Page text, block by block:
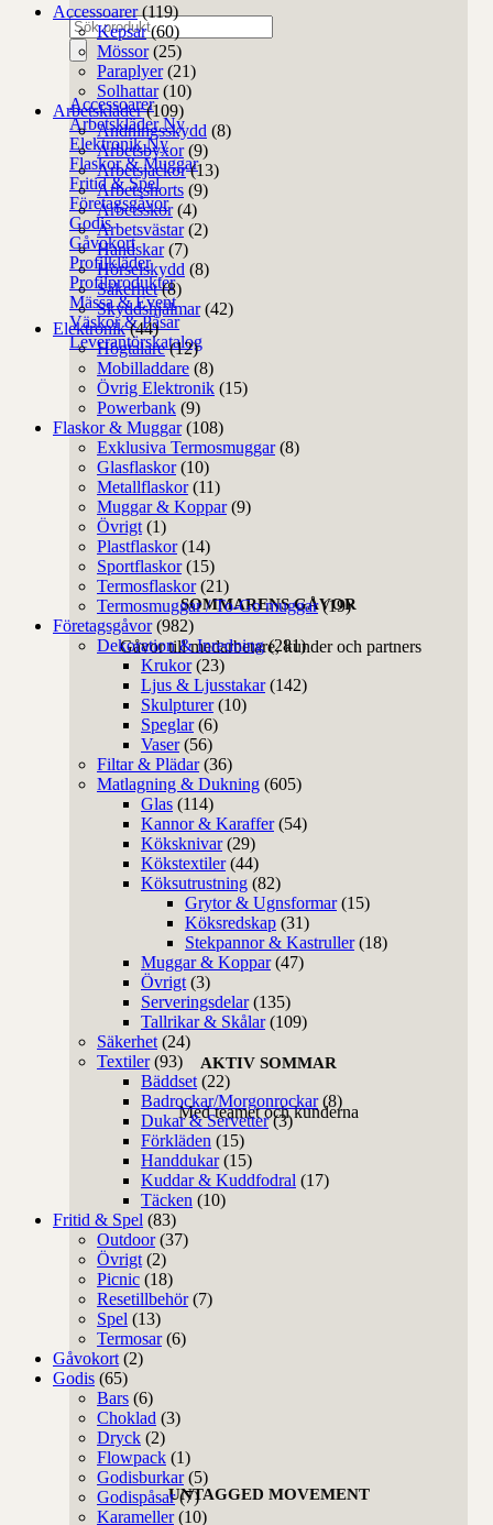
Produktsökning
Accessoarer
Arbetskläder
Elektronik
Flaskor & Muggar
Fritid & Spel
Företagsgåvor
Godis
Gåvokort
Profilkläder
Profilprodukter
Mässa & Event
Väskor & Påsar
Leverantörskatalog
SOMMARENS GÅVOR
Gåvor till medarbetare, kunder och partners
AKTIV SOMMAR
Med teamet och kunderna
UNTAGGED MOVEMENT
Accessoarer (119)
Kepsar (60)
Mössor (25)
Paraplyer (21)
Solhattar (10)
Arbetskläder (109)
Andningsskydd (8)
Arbetsbyxor (9)
Arbetsjackor (13)
Arbetsshorts (9)
Arbetsskor (4)
Arbetsvästar (2)
Handskar (7)
Hörselskydd (8)
Säkerhet (8)
Skyddshjälmar (42)
Elektronik (44)
Högtalare (12)
Mobilladdare (8)
Övrig Elektronik (15)
Powerbank (9)
Flaskor & Muggar (108)
Exklusiva Termosmuggar (8)
Glasflaskor (10)
Metallflaskor (11)
Muggar & Koppar (9)
Övrigt (1)
Plastflaskor (14)
Sportflaskor (15)
Termosflaskor (21)
Termosmuggar / To-Go muggar (19)
Företagsgåvor (982)
Dekoration & Inredning (281)
Krukor (23)
Ljus & Ljusstakar (142)
Skulpturer (10)
Speglar (6)
Vaser (56)
Filtar & Plädar (36)
Matlagning & Dukning (605)
Glas (114)
Kannor & Karaffer (54)
Köksknivar (29)
Kökstextiler (44)
Köksutrustning (82)
Grytor & Ugnsformar (15)
Köksredskap (31)
Stekpannor & Kastruller (18)
Muggar & Koppar (47)
Övrigt (3)
Serveringsdelar (135)
Tallrikar & Skålar (109)
Säkerhet (24)
Textiler (93)
Bäddset (22)
Badrockar/Morgonrockar (8)
Dukar & Servetter (3)
Förkläden (15)
Handdukar (15)
Kuddar & Kuddfodral (17)
Täcken (10)
Fritid & Spel (83)
Outdoor (37)
Övrigt (2)
Picnic (18)
Resetillbehör (7)
Spel (13)
Termosar (6)
Gåvokort (2)
Godis (65)
Bars (6)
Choklad (3)
Dryck (2)
Flowpack (1)
Godisburkar (5)
Godispåsar (7)
Karameller (10)